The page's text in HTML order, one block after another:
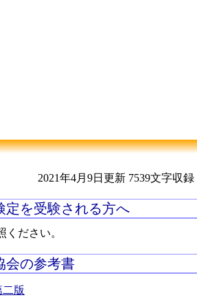
2021年4月9日更新 7539文字収録
定を受験される方へ
ください。
会の参考書
版